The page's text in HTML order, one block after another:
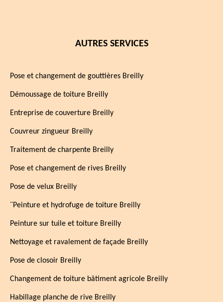
AUTRES SERVICES
Pose et changement de gouttières Breilly
Démoussage de toiture Breilly
Entreprise de couverture Breilly
Couvreur zingueur Breilly
Traitement de charpente Breilly
Pose et changement de rives Breilly
Pose de velux Breilly
¨Peinture et hydrofuge de toiture Breilly
Peinture sur tuile et toiture Breilly
Nettoyage et ravalement de façade Breilly
Pose de closoir Breilly
Changement de toiture bâtiment agricole Breilly
Habillage planche de rive Breilly